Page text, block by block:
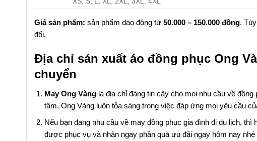
Giá sản phẩm: sản phẩm dao động từ 50.000 – 150.000 đồng.
đổi.
Địa chỉ sản xuất áo đồng phục Ong
chuyển
May Ong Vànglà địa chỉ đáng tin cậy cho mọi nhu cầu về
tâm, Ong Vàng luôn tỏa sáng trong việc đáp ứng mọi yêu cầu
Nếu bạn đang nhu cầu về may đồng phục gia đình đi du lịch, thì
được phục vụ và nhận ngay phần quà ưu đãi ngay hôm nay nhé